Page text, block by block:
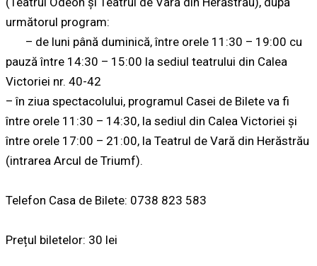
următorul program:
– de luni până duminică, între orele 11:30 – 19:00 cu
pauză între 14:30 – 15:00 la sediul teatrului din Calea
Victoriei nr. 40-42
– în ziua spectacolului, programul Casei de Bilete va fi
între orele 11:30 – 14:30, la sediul din Calea Victoriei și
între orele 17:00 – 21:00, la Teatrul de Vară din Herăstrău
(intrarea Arcul de Triumf).
Telefon Casa de Bilete: 0738 823 583
Prețul biletelor: 30 lei